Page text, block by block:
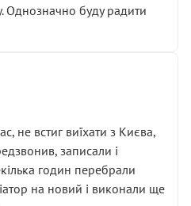
Однозначно буду радити
не встиг виїхати з Києва,
записали і
годин перебрали
на новий і виконали ще